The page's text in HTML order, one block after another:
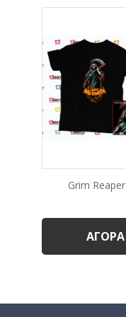
Grim Reaper
ΑΓΟΡΆ